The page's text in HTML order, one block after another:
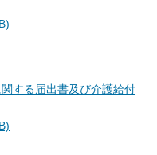
する届出書及び介護給付